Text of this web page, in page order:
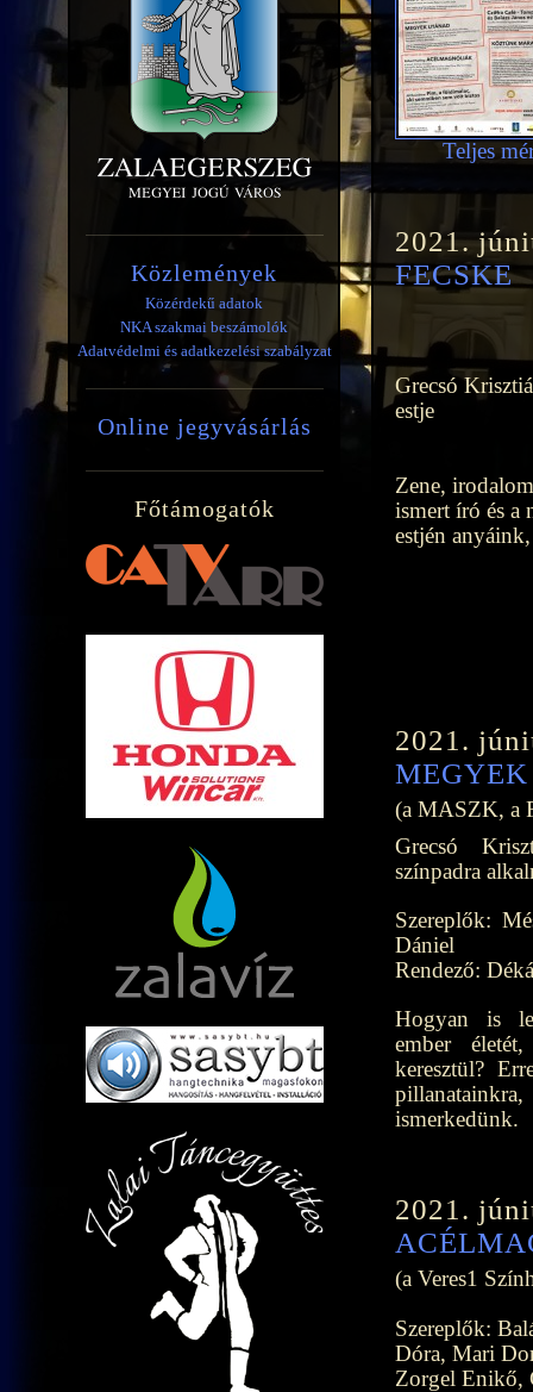
Teljes
2021.
FECSKE
Grecsó
estje
Zene,
ismert író és a
estjén
2021.
(a MASZK, a
Grecsó
színpadra
Szereplők:
Dániel
Rendező:
Hogyan is
ember
keresztül?
ismerkedünk.
2021.
(a Veres1
Szereplők:
Dóra, Mari
Zorgel Enikő,
Közlemények
Közérdekű adatok
NKA szakmai beszámolók
Adatvédelmi és adatkezelési szabályzat
Online jegyvásárlás
Főtámogatók